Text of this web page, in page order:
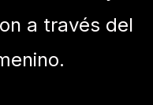
a través del